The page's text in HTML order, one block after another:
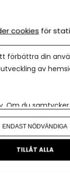
banken
och
svåra att
också att
en del av
50 % av
50 %
cookies för
förbättra din
av
. Om du
hittar du den
ENDAST NÖDVÄNDIGA
TILLÅT ALLA